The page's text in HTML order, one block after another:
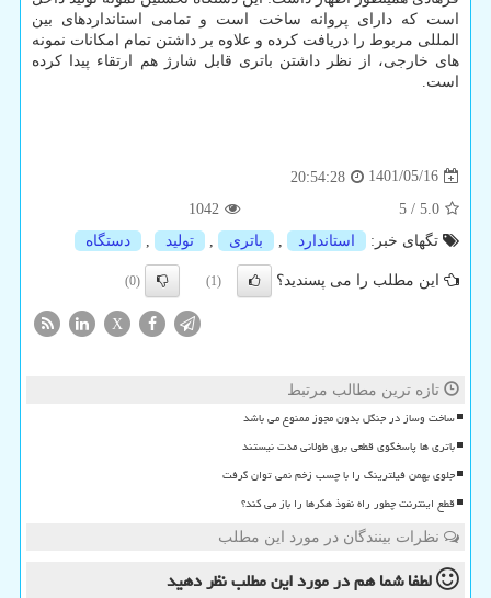
است که دارای پروانه ساخت است و تمامی استانداردهای بین
المللی مربوط را دریافت کرده و علاوه بر داشتن تمام امکانات نمونه
های خارجی، از نظر داشتن باتری قابل شارژ هم ارتقاء پیدا کرده
است.
1401/05/16
20:54:28
5.0
/
5
1042
تگهای خبر:
استاندارد باتری تولید دستگاه
این مطلب را می پسندید؟ (1)
(0)
X
تازه ترین مطالب مرتبط
ساخت وساز در جنگل بدون مجوز ممنوع می باشد
باتری ها پاسخگوی قطعی برق طولانی مدت نیستند
جلوی بهمن فیلترینگ را با چسب زخم نمی توان گرفت
قطع اینترنت چطور راه نفوذ هکرها را باز می کند؟
نظرات بینندگان در مورد این مطلب
لطفا شما همدر مورد این مطلبنظر دهید